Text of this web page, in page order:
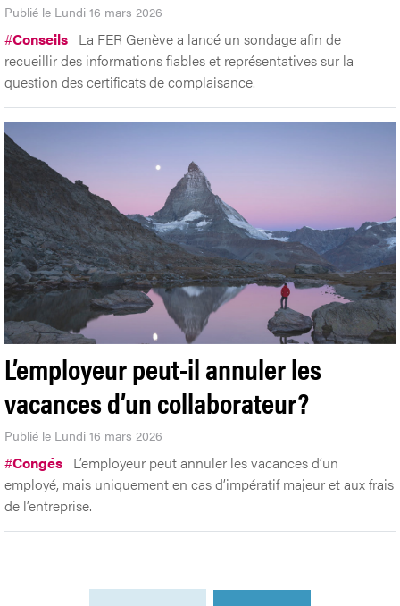
Publié le Lundi 16 mars 2026
#Conseils La FER Genève a lancé un sondage afin de
recueillir des informations fiables et représentatives sur la
question des certificats de complaisance.
L’employeur peut-il annuler les
vacances d’un collaborateur?
Publié le Lundi 16 mars 2026
#Congés L’employeur peut annuler les vacances d’un
employé, mais uniquement en cas d’impératif majeur et aux frais
de l’entreprise.